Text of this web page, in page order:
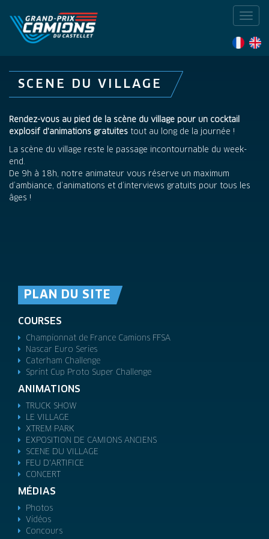
SCENE DU VILLAGE
Rendez-vous au pied de la scène du village pour un cocktail
explosif d'animations gratuites tout au long de la journée !
La scène du village reste le passage incontournable du week-
end.
De 9h à 18h, notre animateur vous réserve un maximum
d’ambiance, d’animations et d’interviews gratuits pour tous les
âges !
PLAN DU SITE
COURSES
Championnat de France Camions FFSA
Nascar Euro Series
Caterham Challenge
Sprint Cup Proto Super Challenge
ANIMATIONS
TRUCK SHOW
LE VILLAGE
XTREM PARK
EXPOSITION DE CAMIONS ANCIENS
SCENE DU VILLAGE
FEU D'ARTIFICE
CONCERT
MÉDIAS
Photos
Vidéos
Concours